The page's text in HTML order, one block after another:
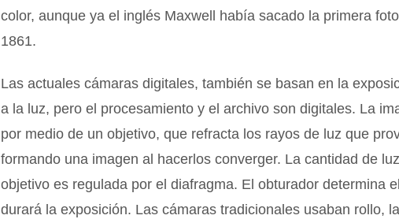
color, aunque ya el inglés Maxwell había sacado la primera
1861.
Las actuales cámaras digitales, también se basan en la
a la luz, pero el procesamiento y el archivo son digitales. La
por medio de un objetivo, que refracta los rayos de luz que
formando una imagen al hacerlos converger. La cantidad de
objetivo es regulada por el diafragma. El obturador determina
durará la exposición. Las cámaras tradicionales usaban rollo,